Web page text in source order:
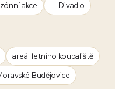
akce
Divadlo
areál letního koupaliště
Budějovice